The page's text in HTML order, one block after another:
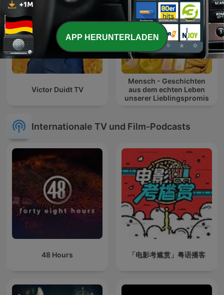
Victor Duidt TV
Mensch - Geschichten
aus dem echten Leben
unserer Lieblingspromis
Internationale TV und Film-Podcasts
48 Hours 「电影考尴赏」粤语播客
APP HERUNTERLADEN